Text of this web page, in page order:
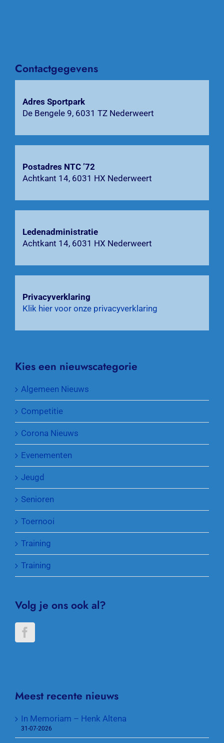
Agenda
Bardienst
naar:
Contactgegevens
Adres Sportpark
De Bengele 9, 6031 TZ Nederweert
Postadres NTC ’72
Achtkant 14, 6031 HX Nederweert
Ledenadministratie
Achtkant 14, 6031 HX Nederweert
Privacyverklaring
Klik hier voor onze privacyverklaring
Kies een nieuwscategorie
Algemeen Nieuws
Competitie
Corona Nieuws
Evenementen
Jeugd
Senioren
Toernooi
Training
Training
Volg je ons ook al?
Meest recente nieuws
In Memoriam – Henk Altena
31-07-2026